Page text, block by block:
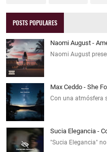
POSTS POPULARES
Naomi August -
Naomi August
Max Ceddo - She
Con una atmósfera
Sucia Elegancia -
"Sucia Elegancia"